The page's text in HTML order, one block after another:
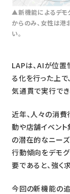
▲新機能によるデモ
からのみ、女性は港
い。
LAPは、AIが位
る化を行った上で
気通貫で実行でき
近年、人々の消
動や店舗イベント
の潜在的なニー
行動傾向をデモ
要であると、強く
今回の新機能の